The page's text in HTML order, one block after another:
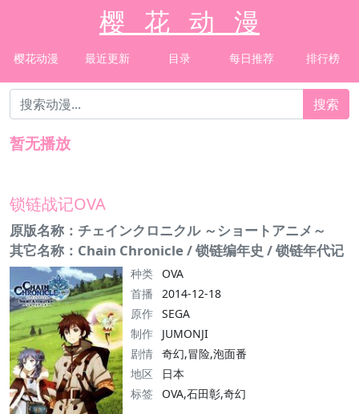
樱 花 动 漫
樱花动漫 最近更新 目录 每日推荐 排行榜
搜索
暂无播放
锁链战记OVA
原版名称：チェインクロニクル ～ショートアニメ～
其它名称：Chain Chronicle / 锁链编年史 / 锁链年代记
种类
OVA
首播
2014-12-18
原作 SEGA
制作
JUMONJI
剧情 奇幻,冒险,泡面番
地区
日本
标签
OVA,石田彰,奇幻